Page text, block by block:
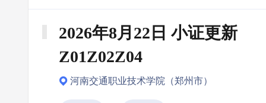
2026年8月22日 小证更新
Z01Z02Z04
河南交通职业技术学院（郑州市）